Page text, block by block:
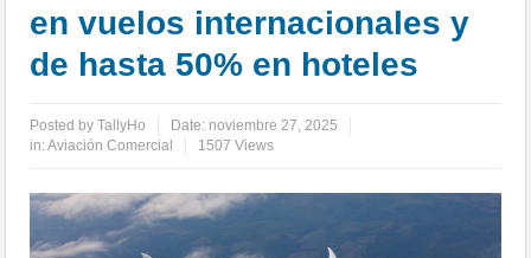
en vuelos internacionales y
de hasta 50% en hoteles
Posted byTallyHo Date: noviembre 27, 2025
in:Aviación Comercial 1507 Views